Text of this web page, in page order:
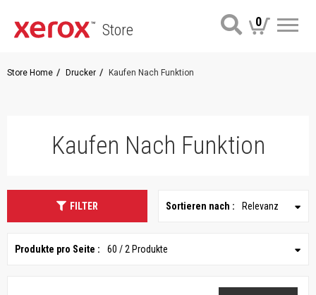
Store 0
Store Home Drucker Kaufen Nach Funktion
Kaufen Nach Funktion
FILTER Sortieren nach : Relevanz
Produkte pro Seite : 60 / 2 Produkte